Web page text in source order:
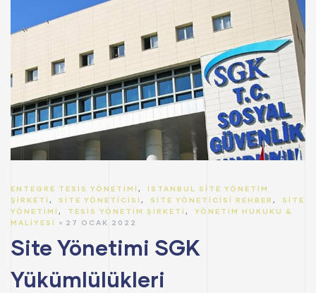
ENTEGRE TESIS YÖNETIMI ,İSTANBUL SITE YÖNETIM
ŞIRKETI ,SITE YÖNETICISI ,SITE YÖNETICISI REHBER ,SITE
YÖNETIMI , TESIS YÖNETIM ŞIRKETI ,YÖNETIM HUKUKU &
MALIYESI
27 OCAK 2022
Site Yönetimi SGK
Yükümlülükleri